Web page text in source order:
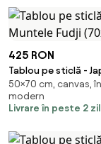
425 RON
Tablou pe sticlă -
Muntele Fudji
50×70 cm, canvas,
modern
Livrare în peste 2